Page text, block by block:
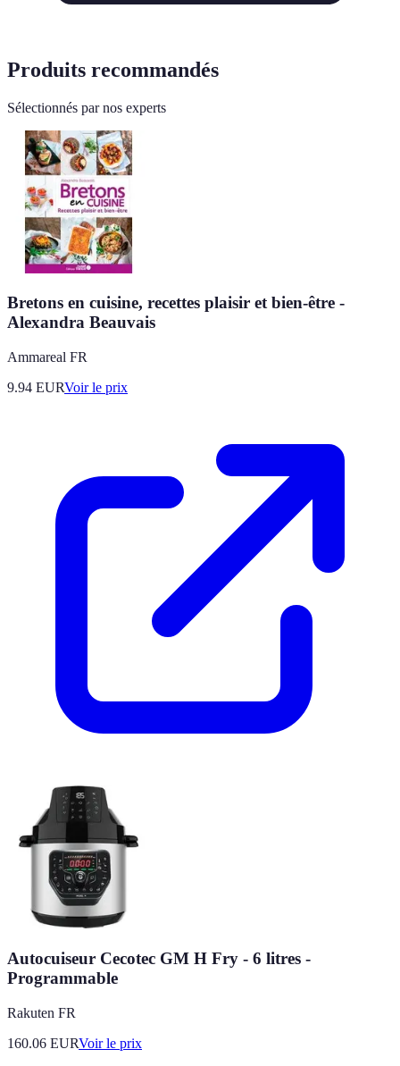
Produits recommandés
Sélectionnés par nos experts
Bretons en cuisine, recettes plaisir et bien-être -
Alexandra Beauvais
Ammareal FR
9.94 EURVoir le prix
Autocuiseur Cecotec GM H Fry - 6 litres -
Programmable
Rakuten FR
160.06 EURVoir le prix